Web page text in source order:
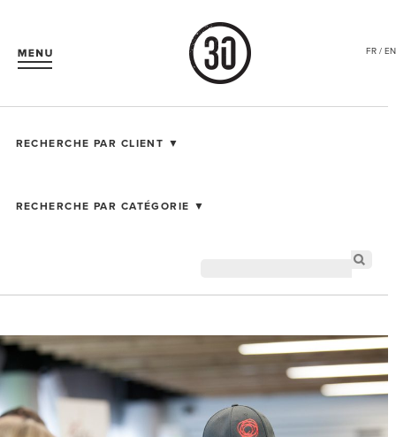
FR / EN
RECHERCHE PAR CLIENT ▼
RECHERCHE PAR CATÉGORIE ▼